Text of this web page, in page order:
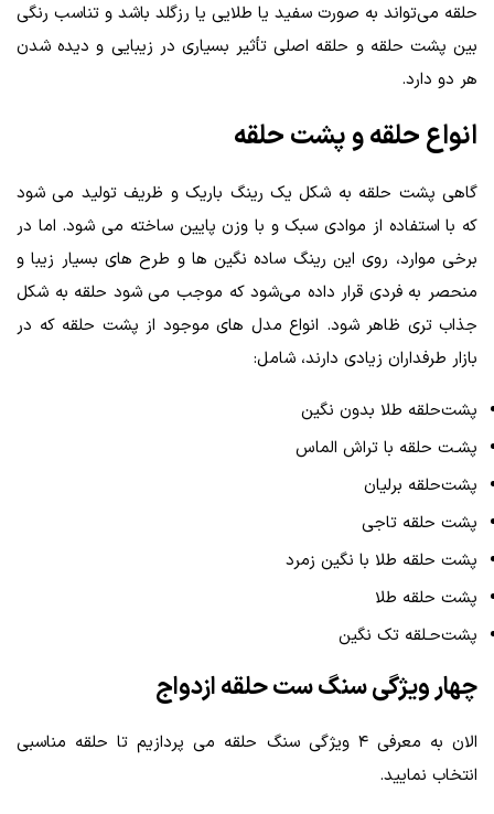
حلقه می‌تواند به صورت سفید یا طلایی یا رزگلد باشد و تناسب رنگی
بین پشت حلقه و حلقه اصلی تأثیر بسیاری در زیبایی و دیده شدن
هر دو دارد.
انواع حلقه‌ و پشت حلقه
گاهی پشت حلقه به شکل یک رینگ باریک و ظریف تولید می‌ شود
که با استفاده از موادی سبک و با وزن پایین ساخته می‌ شود. اما در
برخی موارد، روی این رینگ ساده نگین‌ ها و طرح‌ های بسیار زیبا و
منحصر به فردی قرار داده می‌شود که موجب می‌ شود حلقه به شکل
جذاب‌ تری ظاهر شود. انواع مدل‌ های موجود از پشت حلقه که در
بازار طرفداران زیادی دارند، شامل:
پشت‌حلقه طلا بدون نگین
پشـت‌ حلقه با تراش الماس
پشت‌حلقه برلیان
پشت‌ حلقه تاجی
پشت‌ حلقه طلا با نگین زمرد
پشت‌ حلقه طلا
پشت‌حـلقه تک نگین
چهار ویژگی سنگ ست حلقه ازدواج
الانبه معرفی ۴ ویژگی سنگ حلقه می‌ پردازیمتا حلقه مناسبی
انتخاب نمایید.